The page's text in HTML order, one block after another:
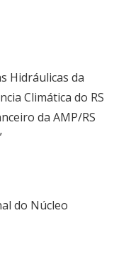
Hidráulicas da
Climática do RS
da AMP/RS
do Núcleo